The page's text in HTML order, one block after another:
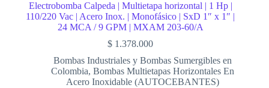
Electrobomba Calpeda | Multietapa horizontal | 1 Hp |
110/220 Vac | Acero Inox. | Monofásico | SxD 1″ x 1″ |
24 MCA / 9 GPM | MXAM 203-60/A
$ 1.378.000
Bombas Industriales y Bombas Sumergibles en
Colombia, Bombas Multietapas Horizontales En
Acero Inoxidable (AUTOCEBANTES)